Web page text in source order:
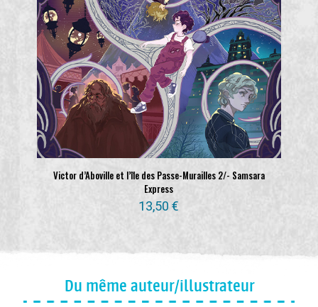
Victor d’Aboville et l’île des Passe-Murailles 2/- Samsara
Express
13,50€
Du même auteur/illustrateur